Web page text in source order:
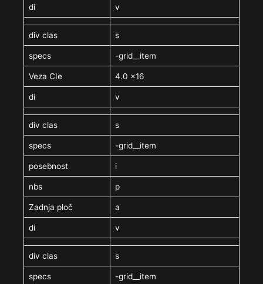
di v
div clas s
specs -grid__item
Veza CIe 4.0 x16
di v
div clas s
specs -grid__item
posebnost i
nbs p
Zadnja ploč a
di v
div clas s
specs -grid__item